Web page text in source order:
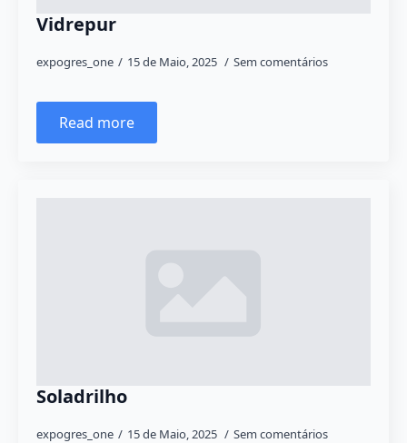
Vidrepur
expogres_one 15 de Maio, 2025 Sem comentários
Read more
Soladrilho
expogres_one 15 de Maio, 2025 Sem comentários